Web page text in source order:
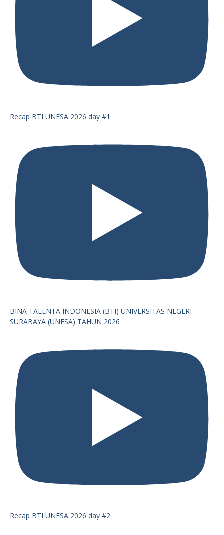
Recap BTI UNESA 2026 day #1
BINA TALENTA INDONESIA (BTI) UNIVERSITAS NEGERI
SURABAYA (UNESA) TAHUN 2026
Recap BTI UNESA 2026 day #2